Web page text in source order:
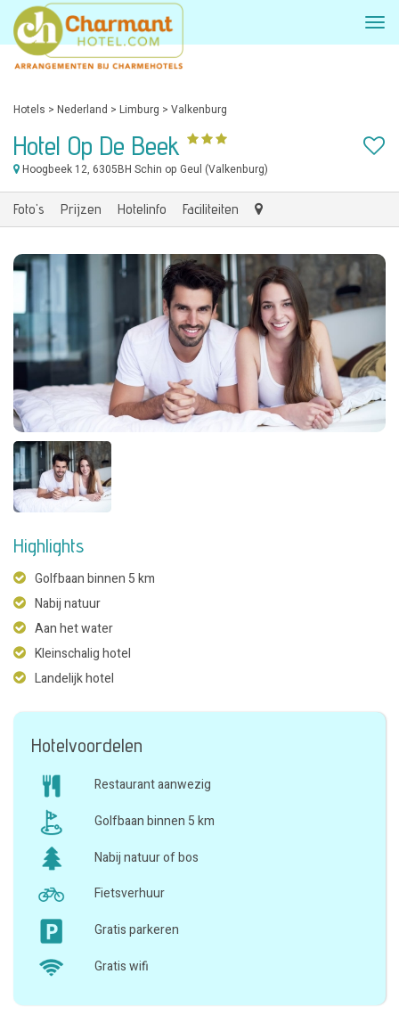
Hotels > Nederland > Limburg > Valkenburg
Hotel Op De Beek
Hoogbeek 12, 6305BH Schin op Geul (Valkenburg)
Foto's Prijzen Hotelinfo Faciliteiten
Highlights
Golfbaan binnen 5 km
Nabij natuur
Aan het water
Kleinschalig hotel
Landelijk hotel
Hotelvoordelen
Restaurant aanwezig
Golfbaan binnen 5 km
Nabij natuur of bos
Fietsverhuur
Gratis parkeren
Gratis wifi